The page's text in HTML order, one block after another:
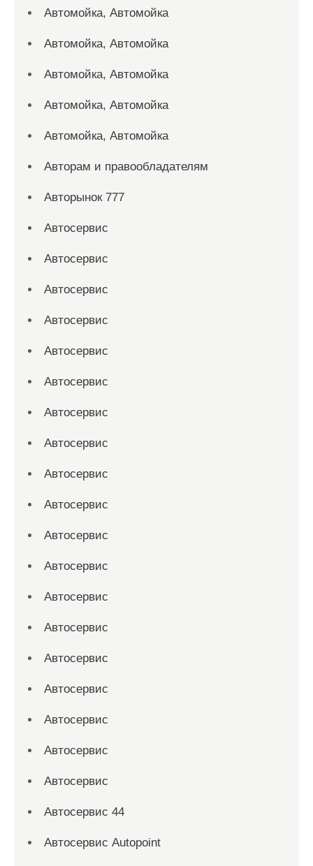
Автомойка, Автомойка
Автомойка, Автомойка
Автомойка, Автомойка
Автомойка, Автомойка
Автомойка, Автомойка
Авторам и правообладателям
Авторынок 777
Автосервис
Автосервис
Автосервис
Автосервис
Автосервис
Автосервис
Автосервис
Автосервис
Автосервис
Автосервис
Автосервис
Автосервис
Автосервис
Автосервис
Автосервис
Автосервис
Автосервис
Автосервис
Автосервис
Автосервис 44
Автосервис Autopoint